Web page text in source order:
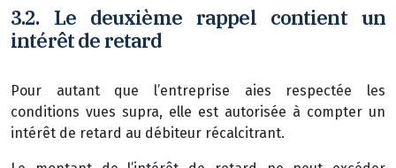
3.2. Le deuxième rappel contient un
intérêt de retard
Pour autant que l’entreprise aies respectée les
conditions vues supra, elle est autorisée à compter un
intérêt de retard au débiteur récalcitrant.